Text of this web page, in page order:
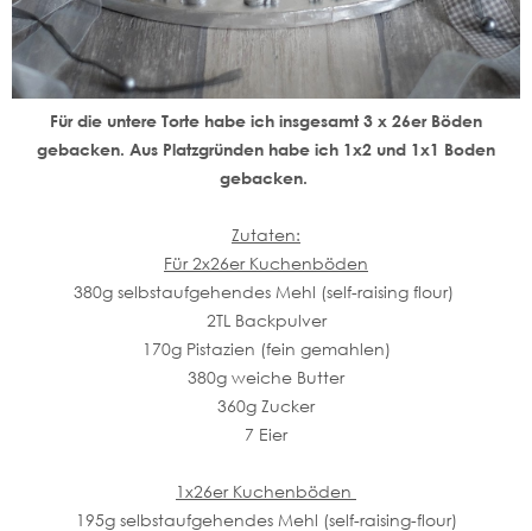
Für die untere Torte habe ich insgesamt 3 x 26er Böden
gebacken. Aus Platzgründen habe ich 1x2 und 1x1 Boden
gebacken.
Zutaten:
Für 2x26er Kuchenböden
380g selbstaufgehendes Mehl (self-raising flour)
2TL Backpulver
170g Pistazien (fein gemahlen)
380g weiche Butter
360g Zucker
7 Eier
1x26er Kuchenböden
195g selbstaufgehendes Mehl (self-raising-flour)